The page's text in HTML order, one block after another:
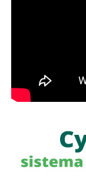
calidad de vida